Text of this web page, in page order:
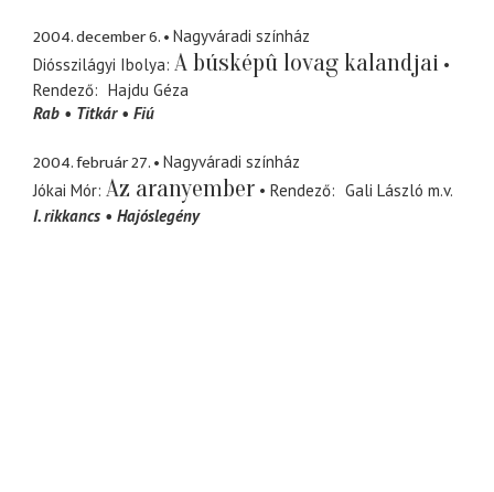
2004. december 6.
Nagyváradi színház
Diósszilágyi Ibolya A búsképû lovag kalandjai
Rendező
Hajdu Géza
Rab
Titkár Fiú
2004. február 27.
Nagyváradi színház
Jókai Mór Az aranyember Rendező Gali László m.v.
I. rikkancs
Hajóslegény